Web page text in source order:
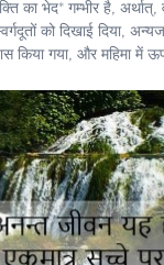
का भेद* गम्भीर है, अर्थात्,
को दिखाई दिया,
किया गया, और महिमा में